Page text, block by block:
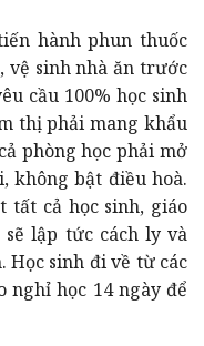
hành phun thuốc
vệ sinh nhà ăn trước
cầu 100% học sinh
thị phải mang khẩu
phòng học phải mở
không bật điều hoà.
tất cả học sinh, giáo
lập tức cách ly và
Học sinh đi về từ các
nghỉ học 14 ngày để